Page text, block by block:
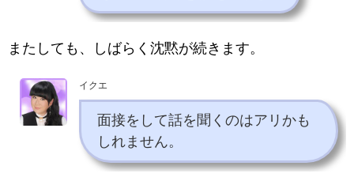
またしても、しばらく沈黙が続きます。
イクエ
面接をして話を聞くのはアリかも
しれません。